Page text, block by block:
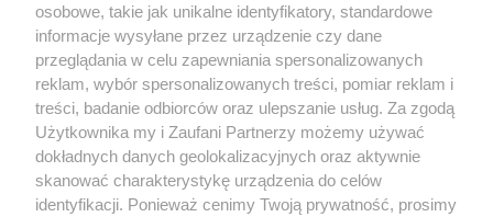
Nie zapomnij
zapoznać się z:
polityką prywatności regulamin korzystania z portali
Twojemiasto
Piekary Śląskie
Chorzów
Tarnowskie Góry
Skontakuj sięz nami
Kontakt
Wydawca
Redakcja
osobowe, takie jak unikalne identyfikatory, standardowe
informacje wysyłane przez urządzenie czy dane
przeglądania w celu zapewniania spersonalizowanych
reklam, wybór spersonalizowanych treści, pomiar reklam i
treści, badanie odbiorców oraz ulepszanie usług. Za zgodą
Użytkownika my i Zaufani Partnerzy możemy używać
dokładnych danych geolokalizacyjnych oraz aktywnie
skanować charakterystykę urządzenia do celów
identyfikacji. Ponieważ cenimy Twoją prywatność, prosimy